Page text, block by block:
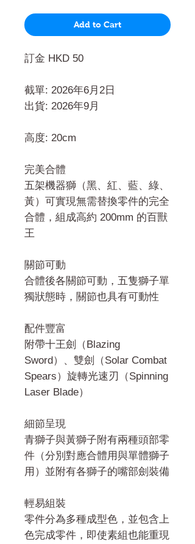
Add to Cart
訂金 HKD 50
截單: 2026年6月2日
出貨: 2026年9月
高度: 20cm
完美合體
五架機器獅（黑、紅、藍、綠、
黃）可實現無需替換零件的完全
合體，組成高約 200mm 的百獸
王
關節可動
合體後各關節可動，五隻獅子單
獨狀態時，關節也具有可動性
配件豐富
附帶十王劍（Blazing
Sword）、雙劍（Solar Combat
Spears）旋轉光速刃（Spinning
Laser Blade）
細節呈現
青獅子與黃獅子附有兩種頭部零
件（分別對應合體用與單體獅子
用）並附有各獅子的嘴部劍裝備
輕易組裝
零件分為多種成型色，並包含上
色完成零件，即使素組也能重現